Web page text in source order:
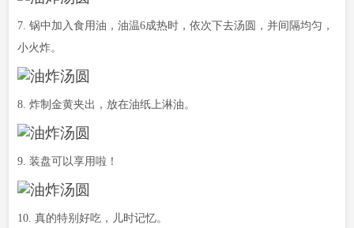
7. 锅中加入食用油，油温6成热时，依次下去汤圆，并间隔均匀，
小火炸。
8. 炸制金黄夹出，放在油纸上淋油。
9. 装盘可以享用啦！
10. 真的特别好吃，儿时记忆。